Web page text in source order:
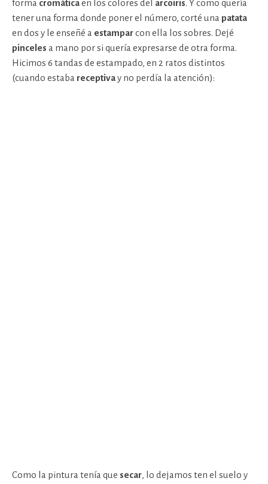
forma cromáticaen los colores del arcoiris. Y como quería
tener una forma donde poner el número, corté una patata
en dos y le enseñé a estamparcon ella los sobres. Dejé
pinceles a mano por si quería expresarse de otra forma.
Hicimos 6 tandas de estampado, en 2 ratos distintos
(cuando estaba receptivay no perdía la atención):
Como la pintura tenía que secar, lo dejamos ten el suelo y